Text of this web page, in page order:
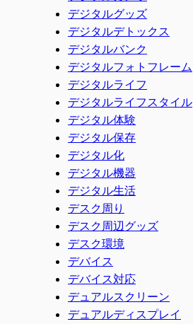
デジタルグッズ
デジタルデトックス
デジタルバンク
デジタルフォトフレーム
デジタルライフ
デジタルライフスタイル
デジタル体験
デジタル保存
デジタル化
デジタル機器
デジタル生活
デスク周り
デスク周辺グッズ
デスク環境
デバイス
デバイス対応
デュアルスクリーン
デュアルディスプレイ